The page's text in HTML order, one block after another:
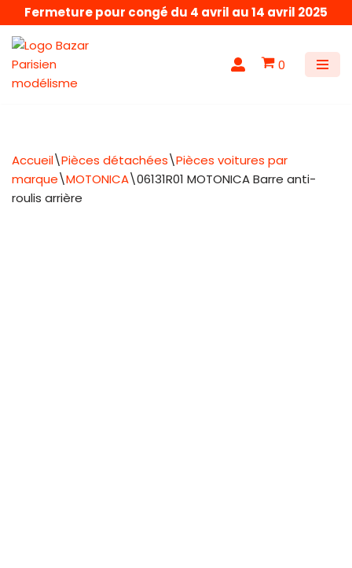
Aller
au
contenu
Fermeture pour congé du 4 avril au 14 avril 2025
0
Accueil\Pièces détachées\Pièces voitures par
marque\MOTONICA\06131R01 MOTONICA Barre anti-
roulis arrière